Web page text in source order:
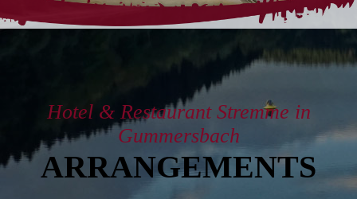
Hotel & Restaurant Stremme in
Gummersbach
ARRANG­EMENTS